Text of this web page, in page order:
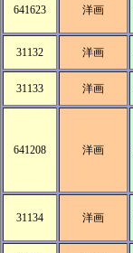
641623 洋画
31132 洋画
31133 洋画
641208 洋画
31134 洋画